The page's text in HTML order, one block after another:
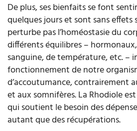
De plus, ses bienfaits se font
quelques jours et sont sans effets
perturbe pas l’homéostasie du
différents équilibres –
sanguine, de température, etc. –
fonctionnement de notre
d’accoutumance, contrairement
et aux somnifères. La Rhodiole
qui soutient le besoin des
autant que des récupérations.